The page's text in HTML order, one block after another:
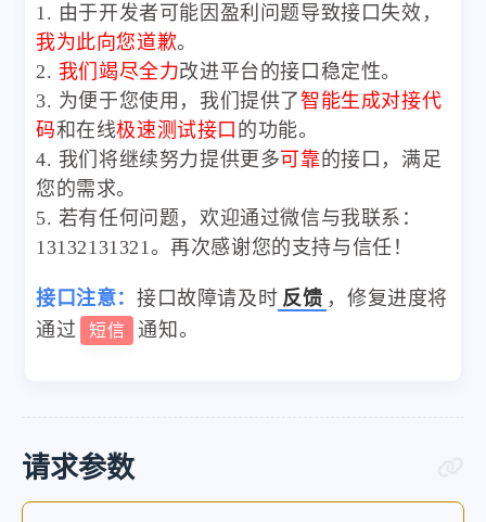
1. 由于开发者可能因盈利问题导致接口失效，
我为此向您道歉。
2. 我们竭尽全力改进平台的接口稳定性。
3. 为便于您使用，我们提供了智能生成对接代
码和在线极速测试接口 的功能。
4. 我们将继续努力提供更多可靠的接口，满足
您的需求。
5. 若有任何问题，欢迎通过微信与我联系：
13132131321。再次感谢您的支持与信任！
接口注意： 接口故障请及时 反馈 ，修复进度将
通过
短信 通知。
请求参数